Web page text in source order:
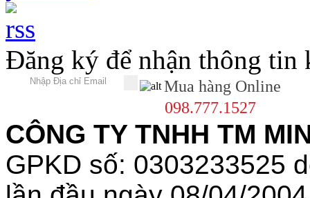
Đăng ký để nhận thông tin
Mua hàng Online
098.777.1527
CÔNG TY TNHH TM
GPKD số: 0303233525